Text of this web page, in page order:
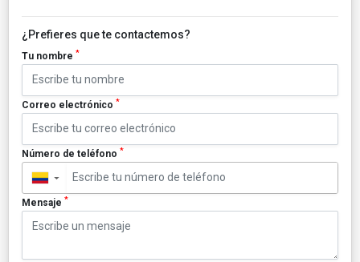
¿Prefieres que te contactemos?
Tu nombre *
Correo electrónico *
Número de teléfono *
▼
Mensaje *